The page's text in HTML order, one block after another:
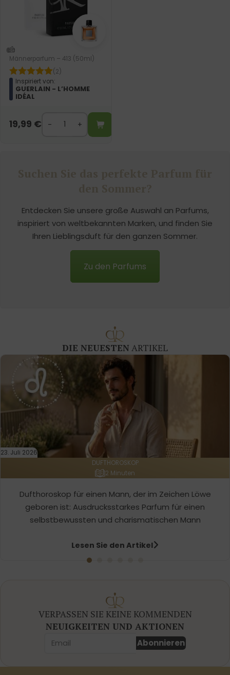
Männerparfum – 413 (50ml)
(2)
Inspiriert von:
GUERLAIN - L’HOMME
IDÉAL
19,99 €
Entdecken Sie unsere große Auswahl an Parfums,
inspiriert von weltbekannten Marken, und finden Sie
Ihren Lieblingsduft für den ganzen Sommer.
Zu den Parfums
DIE NEUESTEN ARTIKEL
23. Juli 2026
DUFTHOROSKOP
2 Minuten
Dufthoroskop für einen Mann, der im Zeichen Löwe
geboren ist: Ausdrucksstarkes Parfum für einen
selbstbewussten und charismatischen Mann
Lesen Sie den Artikel
VERPASSEN SIE KEINE KOMMENDEN
NEUIGKEITEN UND AKTIONEN
Abonnieren